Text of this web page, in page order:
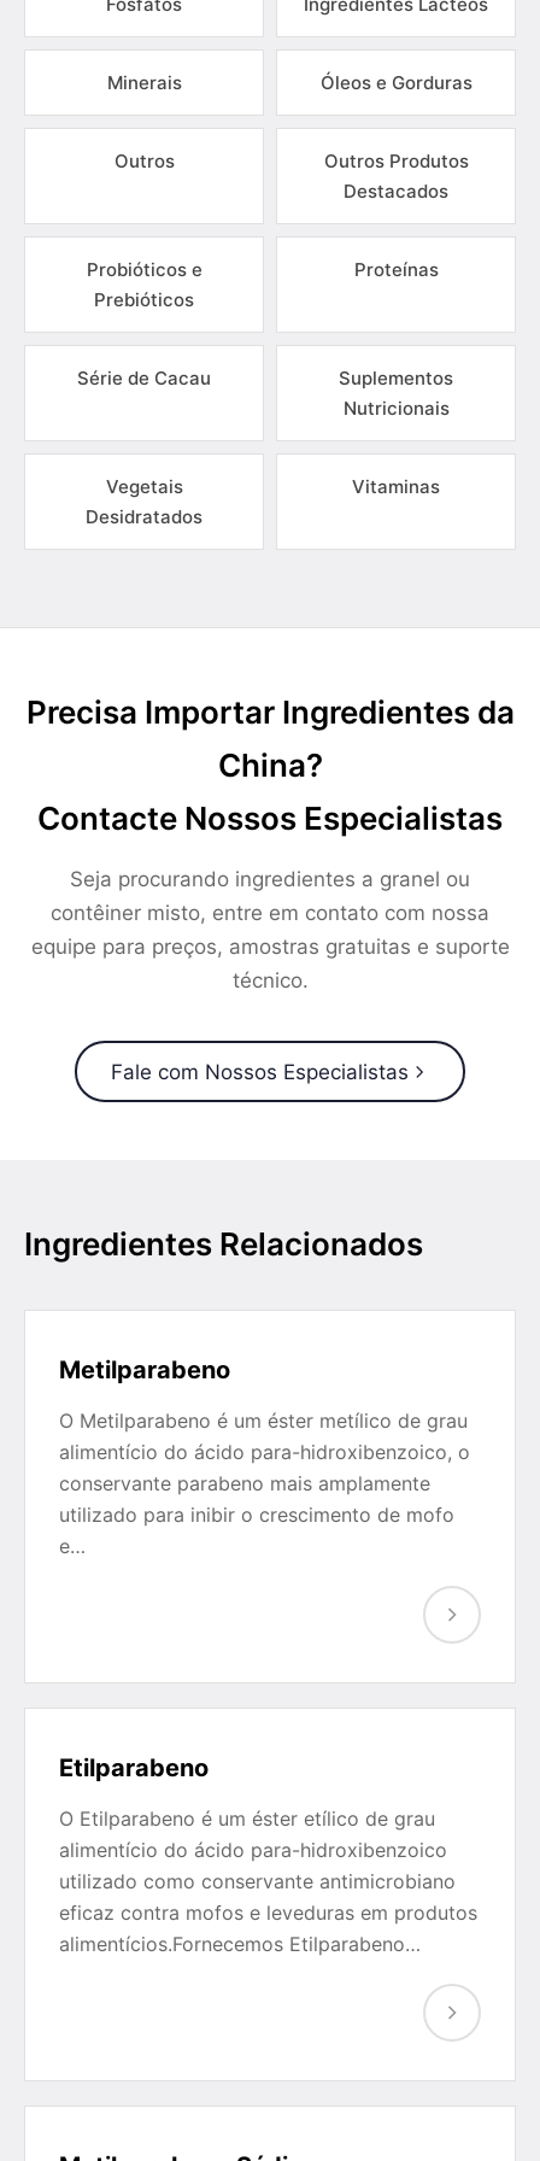
Minerais Óleos e Gorduras
Outros
Outros Produtos
Destacados
Probióticos e
Prebióticos
Proteínas
Série de Cacau
Suplementos
Nutricionais
Vegetais
Desidratados
Vitaminas
Precisa Importar Ingredientes da
China?
Contacte Nossos Especialistas
Seja procurando ingredientes a granel ou
contêiner misto, entre em contato com nossa
equipe para preços, amostras gratuitas e suporte
técnico.
Fale com Nossos Especialistas
Ingredientes Relacionados
Metilparabeno
O Metilparabeno é um éster metílico de grau
alimentício do ácido para-hidroxibenzoico, o
conservante parabeno mais amplamente
utilizado para inibir o crescimento de mofo
e…
Etilparabeno
O Etilparabeno é um éster etílico de grau
alimentício do ácido para-hidroxibenzoico
utilizado como conservante antimicrobiano
eficaz contra mofos e leveduras em produtos
alimentícios.Fornecemos Etilparabeno…